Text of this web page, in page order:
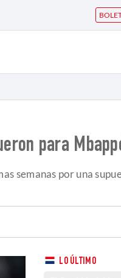
para
semanas por una
LO ÚLTIMO